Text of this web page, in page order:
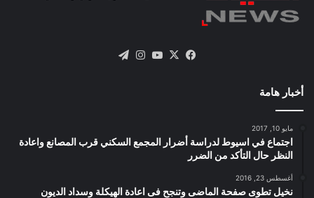
فيسبوك
X يوتيوبانستقرام
أخبار هامة
مايو 10, 2017
اجتماع في اسيوط لدراسة أضرار المجمع السكني قرب المصانع واعادة
النظر حال التأكد من الضرر
أغسطس 23, 2016
نخيل تطوى صفحة الماضى وتنجح فى اعادة الهيكلة وسداد الديون